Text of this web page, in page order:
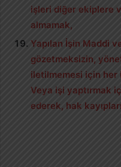
işleri diğer ekiplere
almamak,
Yapılan İşin Maddi
gözetmeksizin,
iletilmemesi için her
Veya işi yaptırmak
ederek, hak